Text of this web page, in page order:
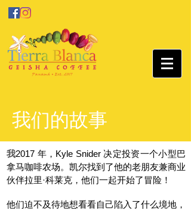
我们的故事
我2017 年，Kyle Snider 决定投资一个小型巴
拿马咖啡农场。凯尔找到了他的老朋友兼商业
伙伴拉里·科莱克，他们一起开始了冒险！
他们迫不及待地想看看自己陷入了什么境地，